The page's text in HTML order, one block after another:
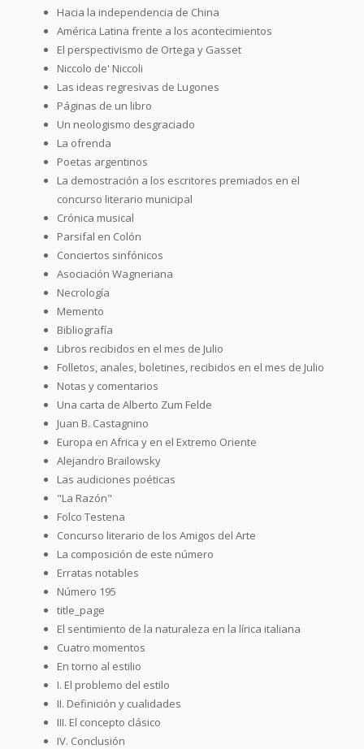
Hacia la independencia de China
América Latina frente a los acontecimientos
El perspectivismo de Ortega y Gasset
Niccolo de' Niccoli
Las ideas regresivas de Lugones
Páginas de un libro
Un neologismo desgraciado
La ofrenda
Poetas argentinos
La demostración a los escritores premiados en el
concurso literario municipal
Crónica musical
Parsifal en Colón
Conciertos sinfónicos
Asociación Wagneriana
Necrología
Memento
Bibliografía
Libros recibidos en el mes de Julio
Folletos, anales, boletines, recibidos en el mes de Julio
Notas y comentarios
Una carta de Alberto Zum Felde
Juan B. Castagnino
Europa en Africa y en el Extremo Oriente
Alejandro Brailowsky
Las audiciones poéticas
"La Razón"
Folco Testena
Concurso literario de los Amigos del Arte
La composición de este número
Erratas notables
Número 195
title_page
El sentimiento de la naturaleza en la lírica italiana
Cuatro momentos
En torno al estilio
I. El problemo del estilo
II. Definición y cualidades
III. El concepto clásico
IV. Conclusión